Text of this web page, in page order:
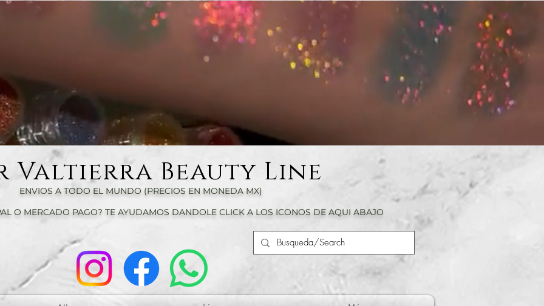
Valtierra Beauty Line
ENVIOS A TODO EL MUNDO (PRECIOS EN MONEDA MX)
O MERCADO PAGO? TE AYUDAMOS DANDOLE CLICK A LOS ICONOS DE AQUI ABAJO